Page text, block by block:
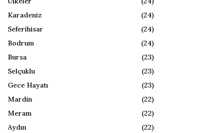
Karadeniz
(24)
Seferihisar
(24)
Bodrum
(24)
Bursa
(23)
Selçuklu
(23)
Gece Hayatı
(23)
Mardin
(22)
Meram
(22)
Aydın
(22)